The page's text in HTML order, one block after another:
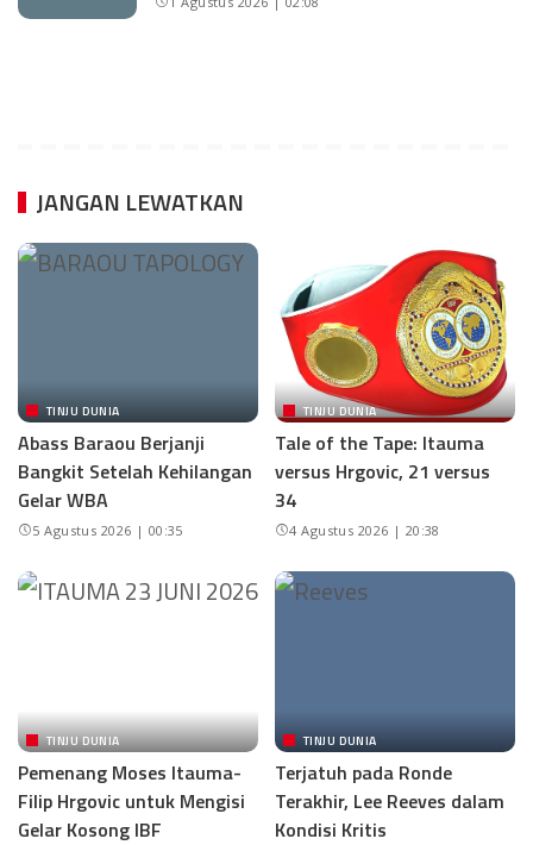
JANGAN LEWATKAN
TINJU DUNIA
Abass Baraou Berjanji
Bangkit Setelah Kehilangan
Gelar WBA
5 Agustus 2026 | 00:35
TINJU DUNIA
Tale of the Tape: Itauma
versus Hrgovic, 21 versus
34
4 Agustus 2026 | 20:38
TINJU DUNIA
Pemenang Moses Itauma-
Filip Hrgovic untuk Mengisi
Gelar Kosong IBF
TINJU DUNIA
Terjatuh pada Ronde
Terakhir, Lee Reeves dalam
Kondisi Kritis